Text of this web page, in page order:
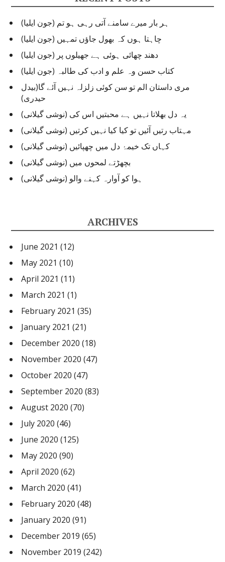
i
ہر بار میرے سامنے آتی رہی ہو تم (جون ایلیا)
چاہتا ہوں کہ بھول جاؤں تمہیں (جون ایلیا)
دھند چھائی ہوئی ہے جھیلوں پر (جون ایلیا)
کتاب حسن وہ علم و ادب کی طالبہ (جون ایلیا)
مری داستان الم تو سن کوئی زلزلہ نہیں آئے گا(بیدل
حیدری)
یہ دل بھلاتا نہیں ہے محبتیں اس کی (نوشی گیلانی)
مہتاب رتیں آئیں تو کیا کیا نہیں کرتیں (نوشی گیلانی)
کہاں تک خیمۂ دل میں چھپائیں (نوشی گیلانی)
بچھڑتے لمحوں میں (نوشی گیلانی)
ہوا کو آوارہ کہنے والو (نوشی گیلانی)
ARCHIVES
June 2021 (12)
May 2021 (10)
April 2021 (11)
March 2021 (1)
February 2021 (35)
January 2021 (21)
December 2020 (18)
November 2020 (47)
October 2020 (47)
September 2020 (83)
August 2020 (70)
July 2020 (46)
June 2020 (125)
May 2020 (90)
April 2020 (62)
March 2020 (41)
February 2020 (48)
January 2020 (91)
December 2019 (65)
November 2019 (242)